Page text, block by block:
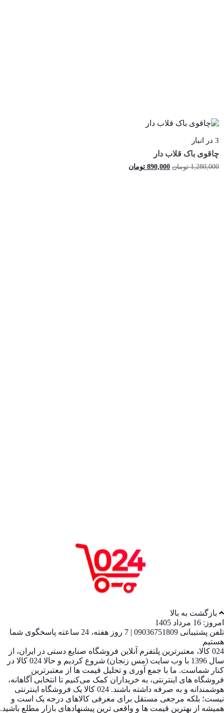
3 در انبار
چاقوی باک قلاب دار
1,280,000 تومان قیمت
890,000 تومان
بازگشت به بالا
امروز: 16 مرداد 1405
تلفن پشتیبانی 09036751809 | 7 روز هفته، 24 ساعته پاسخگوی شما
هستیم
024 کالا، معتبرترین پلتفرم آنلاین فروشگاه صنایع دستی در ایران، از
سال 1396 با وب سایت (مس زنجان) شروع کردیم و حالا 024 کالا در
کنار شماست. ما با جمع‌ آوری و تحلیل قیمت‌ ها از معتبرترین
فروشگاه‌ های اینترنتی، به خریداران کمک می‌کنیم تا انتخابی آگاهانه،
هوشمندانه و به‌ صرفه داشته باشند. 024 کالا یک فروشگاه اینترنتی
نیست؛ بلکه مرجعی مستقل برای معرفی کالاهای درجه یک است و
همیشه از بهترین قیمت‌ ها و واقعی‌ ترین پیشنهادهای بازار مطلع باشید.